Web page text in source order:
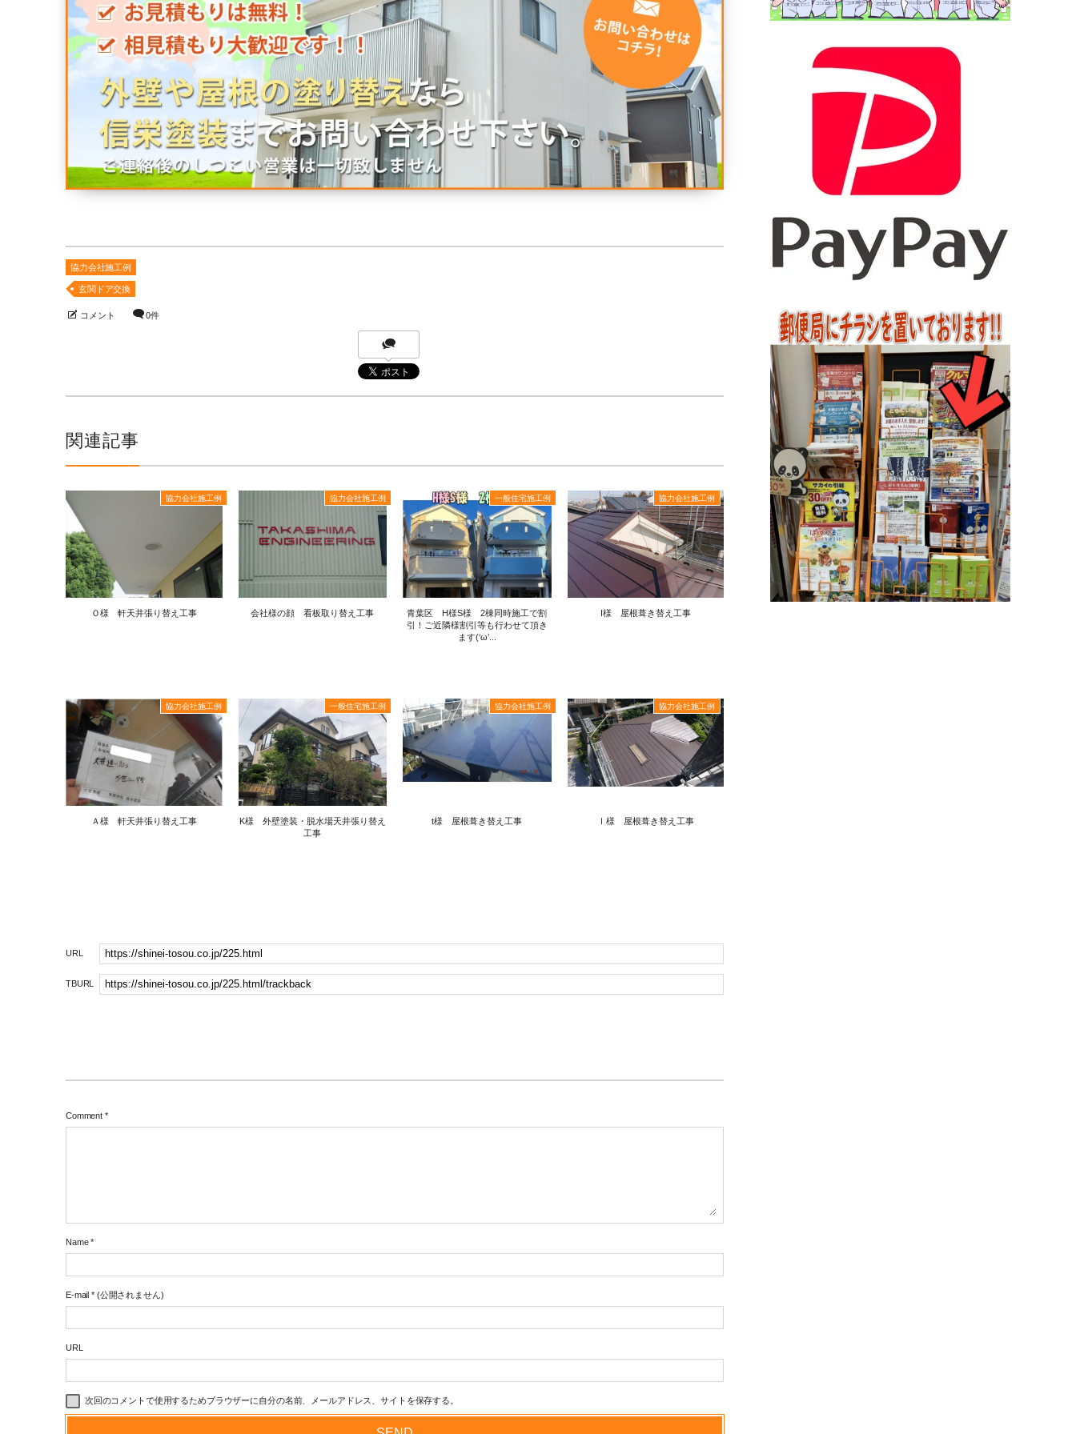
協力会社施工例
玄関ドア交換
コメント 0件
関連記事
協力会社施工例
Ｏ様 軒天井張り替え工事
協力会社施工例
会社様の顔 看板取り替え工事
一般住宅施工例
青葉区 H様S様 2棟同時施工で割
引！ご近隣様割引等も行わせて頂き
ます(‘ω’...
協力会社施工例
I様 屋根葺き替え工事
協力会社施工例
Ａ様 軒天井張り替え工事
一般住宅施工例
K様 外壁塗装・脱水場天井張り替え
工事
協力会社施工例
t様 屋根葺き替え工事
協力会社施工例
Ⅰ様 屋根葺き替え工事
URL
TBURL
Comment *
Name *
E-mail *(公開されません)
URL
次回のコメントで使用するためブラウザーに自分の名前、メールアドレス、サイトを保存する。